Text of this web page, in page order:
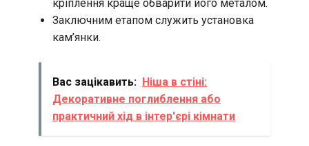
кріплення краще обварити його металом.
Заключним етапом служить установка
кам’янки.
Вас зацікавить: Ніша в стіні:
Декоративне поглиблення або
практичний хід в інтер'єрі кімнати